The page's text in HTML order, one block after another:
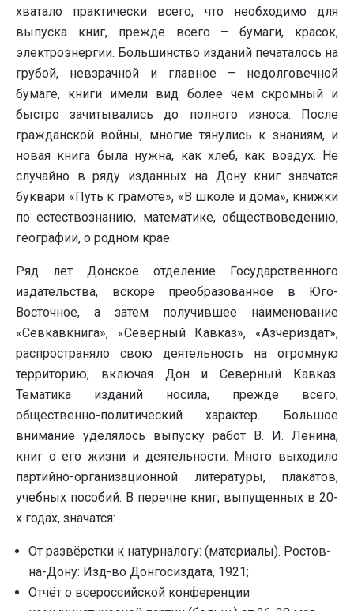
хватало практически всего, что необходимо для
выпуска книг, прежде всего – бумаги, красок,
электроэнергии. Большинство изданий печаталось на
грубой, невзрачной и главное – недолговечной
бумаге, книги имели вид более чем скромный и
быстро зачитывались до полного износа. После
гражданской войны, многие тянулись к знаниям, и
новая книга была нужна, как хлеб, как воздух. Не
случайно в ряду изданных на Дону книг значатся
буквари «Путь к грамоте», «В школе и дома», книжки
по естествознанию, математике, обществоведению,
географии, о родном крае.
Ряд лет Донское отделение Государственного
издательства, вскоре преобразованное в Юго-
Восточное, а затем получившее наименование
«Севкавкнига», «Северный Кавказ», «Азчериздат»,
распространяло свою деятельность на огромную
территорию, включая Дон и Северный Кавказ.
Тематика изданий носила, прежде всего,
общественно-политический характер. Большое
внимание уделялось выпуску работ В. И. Ленина,
книг о его жизни и деятельности. Много выходило
партийно-организационной литературы, плакатов,
учебных пособий. В перечне книг, выпущенных в 20-
х годах, значатся:
От развёрстки к натурналогу: (материалы). Ростов-
на-Дону: Изд-во Донгосиздата, 1921;
Отчёт о всероссийской конференции